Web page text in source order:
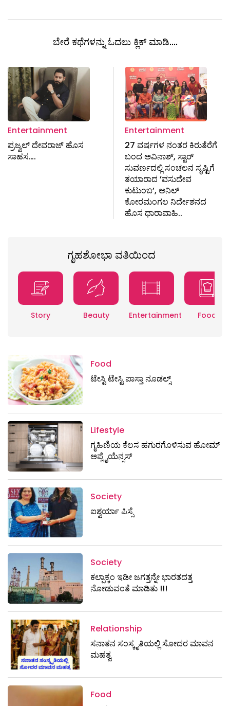
ಬೇರೆ ಕಥೆಗಳನ್ನು ಓದಲು ಕ್ಲಿಕ್ ಮಾಡಿ....
Entertainment
ಪ್ರಜ್ವಲ್ ದೇವರಾಜ್ ಹೊಸ
ಸಾಹಸ….
Entertainment
27 ವರ್ಷಗಳ ನಂತರ ಕಿರುತೆರೆಗೆ
ಬಂದ ಅವಿನಾಶ್, ಸ್ಟಾರ್
ಸುವರ್ಣದಲ್ಲಿ ಸಂಚಲನ ಸೃಷ್ಟಿಗೆ
ತಯಾರಾದ ’ವಸುದೇವ
ಕುಟುಂಬ’, ಅನಿಲ್
ಕೋರಮಂಗಲ ನಿರ್ದೇಶನದ
ಹೊಸ ಧಾರಾವಾಹಿ..
ಗೃಹಶೋಭಾ ವತಿಯಿಂದ
Story Beauty Entertainment Food
Food
ಟೇಸ್ಟಿ ಟೇಸ್ಟಿ ಪಾಸ್ತಾ ನೂಡಲ್ಸ್
Lifestyle
ಗೃಹಿಣಿಯ ಕೆಲಸ ಹಗುರಗೊಳಿಸುವ ಹೋಮ್
ಅಪ್ಲೈಯೆನ್ಸಸ್‌
Society
ಐಶ್ವರ್ಯಾ ಪಿಸ್ಸೆ
Society
ಕಲ್ಪಾಕ್ಕಂ ಇಡೀ ಜಗತ್ತನ್ನೇ ಭಾರತದತ್ತ
ನೋಡುವಂತೆ ಮಾಡಿತು !!!
Relationship
ಸನಾತನ ಸಂಸ್ಕೃತಿಯಲ್ಲಿ ಸೋದರ ಮಾವನ
ಮಹತ್ವ
Food